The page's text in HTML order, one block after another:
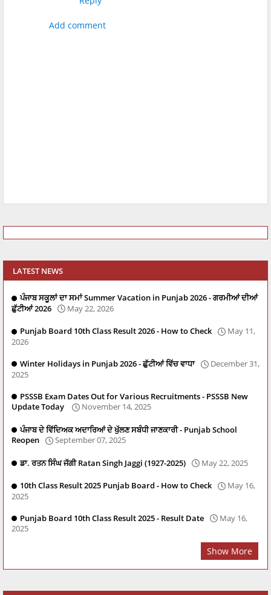
Add comment
LATEST NEWS
ਪੰਜਾਬ ਸਕੂਲਾਂ ਦਾ ਸਮਾਂ Summer Vacation in Punjab 2026 - ਗਰਮੀਆਂ ਦੀਆਂ
ਛੁੱਟੀਆਂ 2026
May 22, 2026
Punjab Board 10th Class Result 2026 - How to Check
May 11,
2026
Winter Holidays in Punjab 2026 - ਛੁੱਟੀਆਂ ਵਿੱਚ ਵਾਧਾ
December 31,
2025
PSSSB Exam Dates Out for Various Recruitments - PSSSB New
Update Today
November 14, 2025
ਪੰਜਾਬ ਦੇ ਵਿੱਦਿਅਕ ਅਦਾਰਿਆਂ ਦੇ ਖੁੱਲਣ ਸਬੰਧੀ ਜਾਣਕਾਰੀ - Punjab School
Reopen
September 07, 2025
ਡਾ. ਰਤਨ ਸਿੰਘ ਜੱਗੀ Ratan Singh Jaggi (1927-2025) May 22, 2025
10th Class Result 2025 Punjab Board - How to Check
May 16,
2025
Punjab Board 10th Class Result 2025 - Result Date
May 16,
2025
Show More